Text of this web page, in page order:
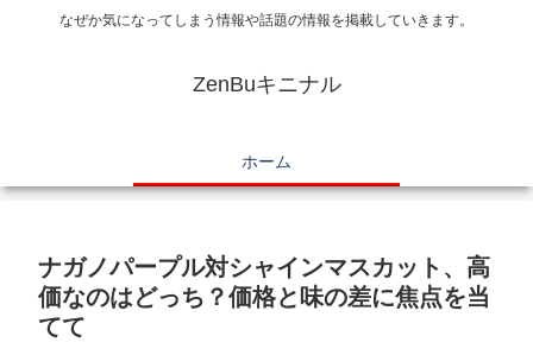
なぜか気になってしまう情報や話題の情報を掲載していきます。
ZenBuキニナル
ホーム
ナガノパープル対シャインマスカット、高
価なのはどっち？価格と味の差に焦点を当
てて